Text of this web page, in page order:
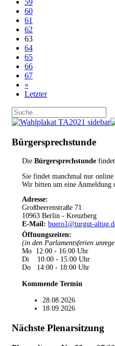
60
61
62
63
64
65
66
67
»
Letzter
Bürgersprechstunde
Die Bürgersprechstunde
Sie findet manchmal nur online
Wir bitten um eine Anmeldung
Adresse:
Großbeerenstraße 71
10963 Berlin - Kreuzberg
E-Mail: buero1@turgut-
Öffnungszeiten:
(in den Parlamentsferien
Mo 12:00 - 16:00 Uhr
Di 10:00 - 15:00 Uhr
Do 14:00 - 18:00 Uhr
Kommende Termin
28.08.2026
18.09.2026
Nächste Plenarsitzung